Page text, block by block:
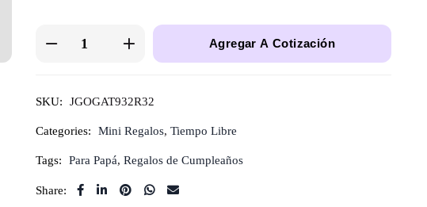
Agregar A Cotización
SKU: JGOGAT932R32
Categories: Mini Regalos, Tiempo Libre
Tags: Para Papá, Regalos de Cumpleaños
Share: